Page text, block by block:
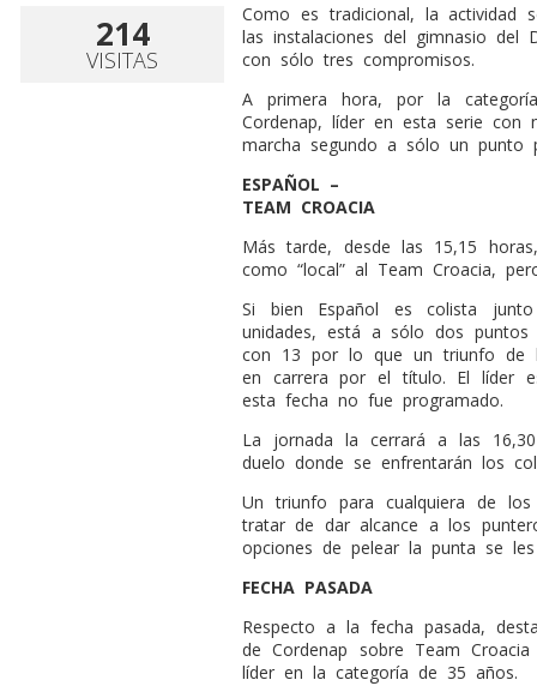
214
VISITAS
Como es tradicional, la
las instalaciones del gimnasio del
con sólo tres compromisos.
A primera hora, por la
Cordenap, líder en esta serie con
marcha segundo a sólo un punto
ESPAÑOL –
TEAM CROACIA
Más tarde, desde las 15,15
como “local” al Team Croacia,
Si bien Español es colista
unidades, está a sólo dos
con 13 por lo que un triunfo de
en carrera por el título. El líder
esta fecha no fue programado.
La jornada la cerrará a las
duelo donde se enfrentarán los
Un triunfo para cualquiera de
tratar de dar alcance a los
opciones de pelear la punta se
FECHA PASADA
Respecto a la fecha pasada,
de Cordenap sobre Team
líder en la categoría de 35 años.